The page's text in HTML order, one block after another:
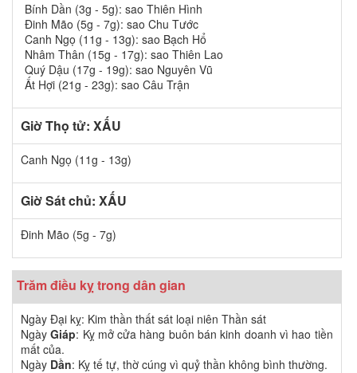
Bính Dần (3g - 5g): sao Thiên Hình
Đinh Mão (5g - 7g): sao Chu Tước
Canh Ngọ (11g - 13g): sao Bạch Hổ
Nhâm Thân (15g - 17g): sao Thiên Lao
Quý Dậu (17g - 19g): sao Nguyên Vũ
Ất Hợi (21g - 23g): sao Câu Trận
Giờ Thọ tử: XẤU
Canh Ngọ (11g - 13g)
Giờ Sát chủ: XẤU
Đinh Mão (5g - 7g)
Trăm điều kỵ trong dân gian
Ngày Đại kỵ: Kim thần thất sát loại niên Thần sát
NgàyGiáp: Kỵ mở cửa hàng buôn bán kinh doanh vì hao tiền
mất của.
Ngày Dần: Kỵ tế tự, thờ cúng vì quỷ thần không bình thường.